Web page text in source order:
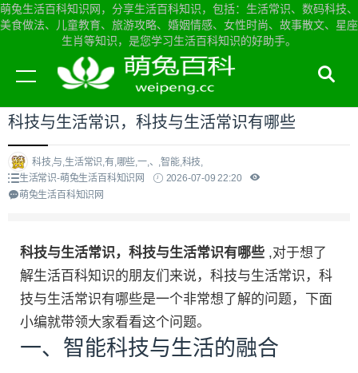
萌兔生活百科知识网，分享生活百科知识，包括：生活常识、数码科技、
美食做法、儿童教育、旅游攻略、婚姻情感、女性时尚、故事散文、星座
生肖等知识，是您学习生活百科知识的好助手。
当前位置： 萌兔生活百科知识网首页>生活常识
科技与生活常识，科技与生活常识有哪些
科技,与,生活常识,有,哪些,一,、,智能,科技,
生活常识-萌兔生活百科知识网
2026-07-09 22:20
萌兔生活百科知识网
科技与生活常识，科技与生活常识有哪些 ,对于想了
解生活百科知识的朋友们来说，科技与生活常识，科
技与生活常识有哪些是一个非常想了解的问题，下面
小编就带领大家看看这个问题。
一、智能科技与生活的融合